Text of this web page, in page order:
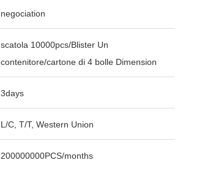
negociation
scatola 10000pcs/Blister Un
contenitore/cartone di 4 bolle Dimension
3days
L/C, T/T, Western Union
200000000PCS/months